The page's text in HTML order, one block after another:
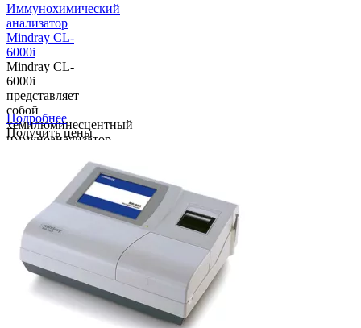
Иммунохимический
анализатор
Mindray CL-
6000i
Mindray CL-
6000i
представляет
собой
хемилюминесцентный
иммуноанализатор
способностью,
производительностью
и высокой
надежностью,
использующий
лучшую в ...
Подробнее
Получить цены